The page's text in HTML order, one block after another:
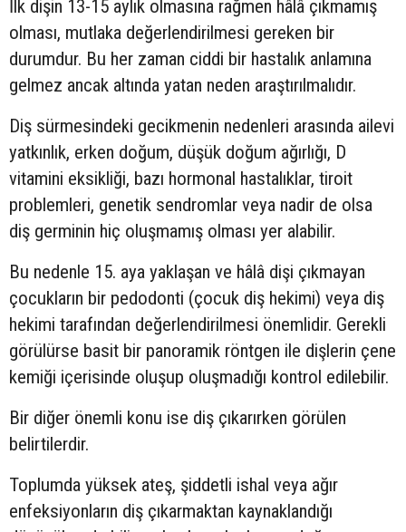
İlk dişin 13-15 aylık olmasına rağmen hâlâ çıkmamış
olması, mutlaka değerlendirilmesi gereken bir
durumdur. Bu her zaman ciddi bir hastalık anlamına
gelmez ancak altında yatan neden araştırılmalıdır.
Diş sürmesindeki gecikmenin nedenleri arasında ailevi
yatkınlık, erken doğum, düşük doğum ağırlığı, D
vitamini eksikliği, bazı hormonal hastalıklar, tiroit
problemleri, genetik sendromlar veya nadir de olsa
diş germinin hiç oluşmamış olması yer alabilir.
Bu nedenle 15. aya yaklaşan ve hâlâ dişi çıkmayan
çocukların bir pedodonti (çocuk diş hekimi) veya diş
hekimi tarafından değerlendirilmesi önemlidir. Gerekli
görülürse basit bir panoramik röntgen ile dişlerin çene
kemiği içerisinde oluşup oluşmadığı kontrol edilebilir.
Bir diğer önemli konu ise diş çıkarırken görülen
belirtilerdir.
Toplumda yüksek ateş, şiddetli ishal veya ağır
enfeksiyonların diş çıkarmaktan kaynaklandığı